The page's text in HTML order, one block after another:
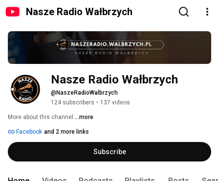
Nasze Radio Wałbrzych
Nasze Radio Wałbrzych
@NaszeRadioWalbrzych
124 subscribers • 137 videos
More about this channel ...more
Facebook and 2 more links
Subscribe